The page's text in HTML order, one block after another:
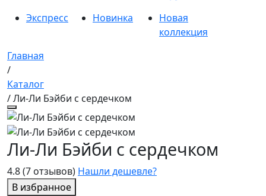
Экспресс
Новинка
Новая
коллекция
Главная
/
Каталог
/ Ли-Ли Бэйби с сердечком
4.8(7 отзывов) Нашли дешевле?
В избранное
Ли-Ли Бэйби с сердечком